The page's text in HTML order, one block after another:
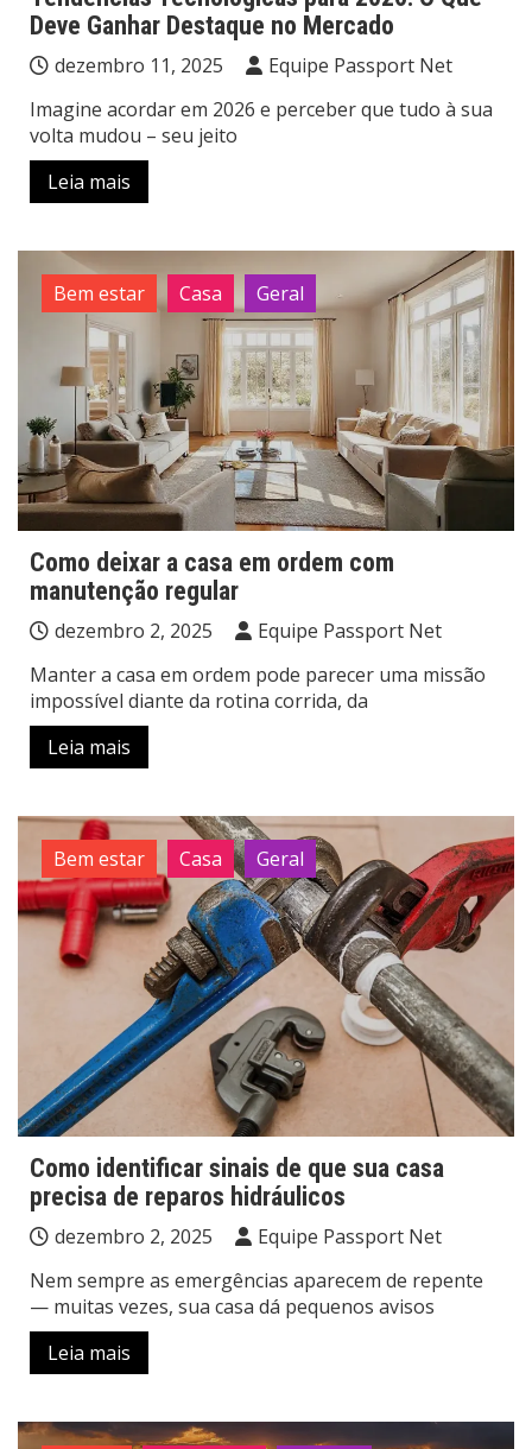
Deve Ganhar Destaque no Mercado
dezembro 11, 2025
Equipe Passport Net
Imagine acordar em 2026 e perceber que tudo à sua
volta mudou – seu jeito
Leia mais
Bem estar Casa Geral
Como deixar a casa em ordem com
manutenção regular
dezembro 2, 2025
Equipe Passport Net
Manter a casa em ordem pode parecer uma missão
impossível diante da rotina corrida, da
Leia mais
Bem estar Casa Geral
Como identificar sinais de que sua casa
precisa de reparos hidráulicos
dezembro 2, 2025
Equipe Passport Net
Nem sempre as emergências aparecem de repente
— muitas vezes, sua casa dá pequenos avisos
Leia mais